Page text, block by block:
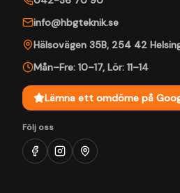
info@hbgteknik.se
Hälsovägen 35B, 254 42
Mån–Fre: 10–17, Lör: 11–14
Lämna ett omdöme på
Följ oss